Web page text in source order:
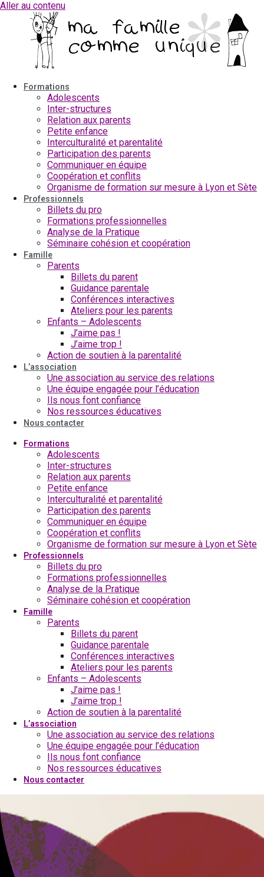
Aller au contenu
Formations
Adolescents
Inter-structures
Relation aux parents
Petite enfance
Interculturalité et parentalité
Participation des parents
Communiquer en équipe
Coopération et conflits
Organisme de formation sur mesure à Lyon et Sète
Professionnels
Billets du pro
Formations professionnelles
Analyse de la Pratique
Séminaire cohésion et coopération
Famille
Parents
Billets du parent
Guidance parentale
Conférences interactives
Ateliers pour les parents
Enfants – Adolescents
J’aime pas !
J’aime trop !
Action de soutien à la parentalité
L’association
Une association au service des relations
Une équipe engagée pour l’éducation
Ils nous font confiance
Nos ressources éducatives
Nous contacter
Formations
Adolescents
Inter-structures
Relation aux parents
Petite enfance
Interculturalité et parentalité
Participation des parents
Communiquer en équipe
Coopération et conflits
Organisme de formation sur mesure à Lyon et Sète
Professionnels
Billets du pro
Formations professionnelles
Analyse de la Pratique
Séminaire cohésion et coopération
Famille
Parents
Billets du parent
Guidance parentale
Conférences interactives
Ateliers pour les parents
Enfants – Adolescents
J’aime pas !
J’aime trop !
Action de soutien à la parentalité
L’association
Une association au service des relations
Une équipe engagée pour l’éducation
Ils nous font confiance
Nos ressources éducatives
Nous contacter